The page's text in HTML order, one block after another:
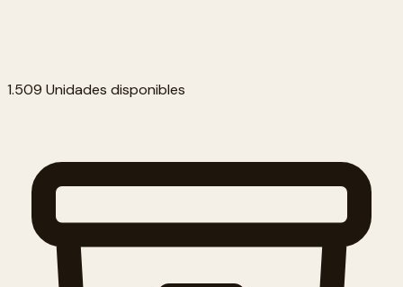
1.509 Unidades disponibles